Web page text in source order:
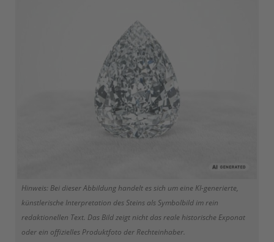
Hinweis: Bei dieser Abbildung handelt es sich um eine KI-generierte,
künstlerische Interpretation des Steins als Symbolbild im rein
redaktionellen Text. Das Bild zeigt nicht das reale historische Exponat
oder ein offizielles Produktfoto der Rechteinhaber.